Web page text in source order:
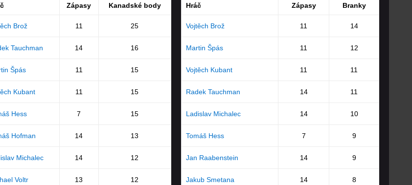
Zápasy Kanadské body
Brož 11 25
Tauchman 14 16
Špás 11 15
Kubant 11 15
Hess 7 15
Hofman 14 13
Michalec 14 12
Voltr 13 12
Hráč Zápasy Branky
Vojtěch Brož 11 14
Martin Špás 11 12
Vojtěch Kubant 11 11
Radek Tauchman 14 11
Ladislav Michalec 14 10
Tomáš Hess 7 9
Jan Raabenstein 14 9
Jakub Smetana 14 8